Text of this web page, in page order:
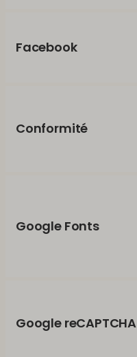
Facebook
Conformité
Google Fonts
Google reCAPTCHA